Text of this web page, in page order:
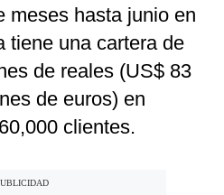
meses hasta junio en
tiene una cartera de
de reales (US$ 83
de euros) en
clientes.